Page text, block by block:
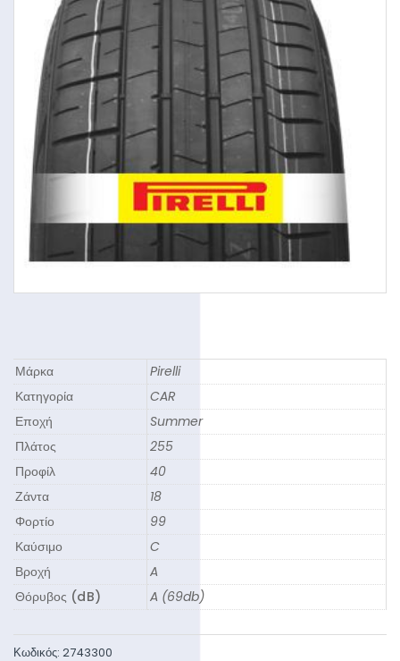
Μάρκα
Pirelli
Κατηγορία
CAR
Εποχή
Summer
Πλάτος
255
Προφίλ
40
Ζάντα
18
Φορτίο
99
Καύσιμο
C
Βροχή
A
Θόρυβος (dB)
A (69db)
Κωδικός:2743300